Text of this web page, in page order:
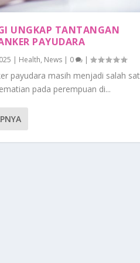
UNGKAP TANTANGAN
PAYUDARA
| Health, News | 0 |
payudara masih menjadi salah
pada perempuan di...